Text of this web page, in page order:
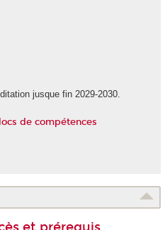
jusque fin 2029-2030.
de compétences